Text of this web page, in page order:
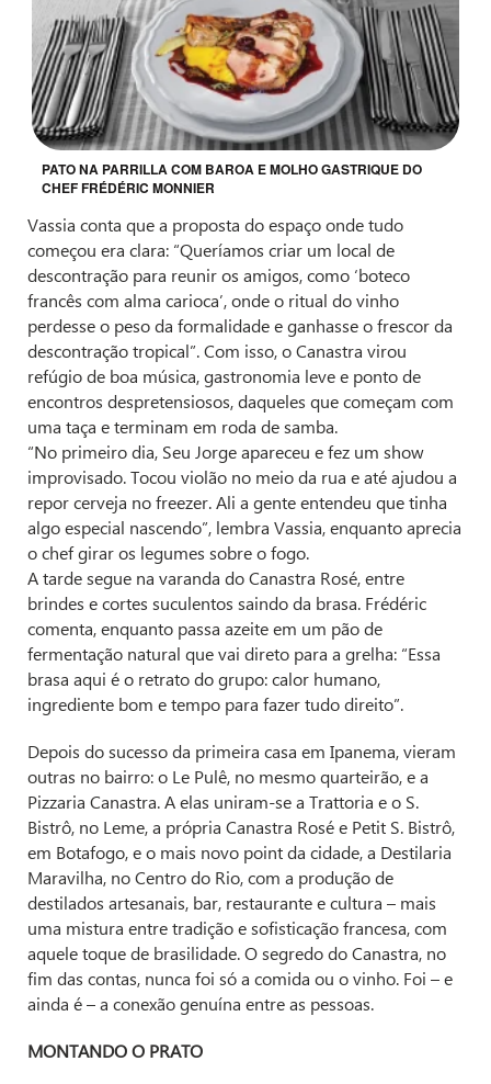
PATO NA PARRILLA COM BAROA E MOLHO GASTRIQUE DO
CHEF FRÉDÉRIC MONNIER
Vassia conta que a proposta do espaço onde tudo
começou era clara: “Queríamos criar um local de
descontração para reunir os amigos, como ‘boteco
francês com alma carioca’, onde o ritual do vinho
perdesse o peso da formalidade e ganhasse o frescor da
descontração tropical”. Com isso, o Canastra virou
refúgio de boa música, gastronomia leve e ponto de
encontros despretensiosos, daqueles que começam com
uma taça e terminam em roda de samba.
“No primeiro dia, Seu Jorge apareceu e fez um show
improvisado. Tocou violão no meio da rua e até ajudou a
repor cerveja no freezer. Ali a gente entendeu que tinha
algo especial nascendo”, lembra Vassia, enquanto aprecia
o chef girar os legumes sobre o fogo.
A tarde segue na varanda do Canastra Rosé, entre
brindes e cortes suculentos saindo da brasa. Frédéric
comenta, enquanto passa azeite em um pão de
fermentação natural que vai direto para a grelha: “Essa
brasa aqui é o retrato do grupo: calor humano,
ingrediente bom e tempo para fazer tudo direito”.
Depois do sucesso da primeira casa em Ipanema, vieram
outras no bairro: o Le Pulê, no mesmo quarteirão, e a
Pizzaria Canastra. A elas uniram-se a Trattoria e o S.
Bistrô, no Leme, a própria Canastra Rosé e Petit S. Bistrô,
em Botafogo, e o mais novo point da cidade, a Destilaria
Maravilha, no Centro do Rio, com a produção de
destilados artesanais, bar, restaurante e cultura – mais
uma mistura entre tradição e sofisticação francesa, com
aquele toque de brasilidade. O segredo do Canastra, no
fim das contas, nunca foi só a comida ou o vinho. Foi – e
ainda é – a conexão genuína entre as pessoas.
MONTANDO O PRATO